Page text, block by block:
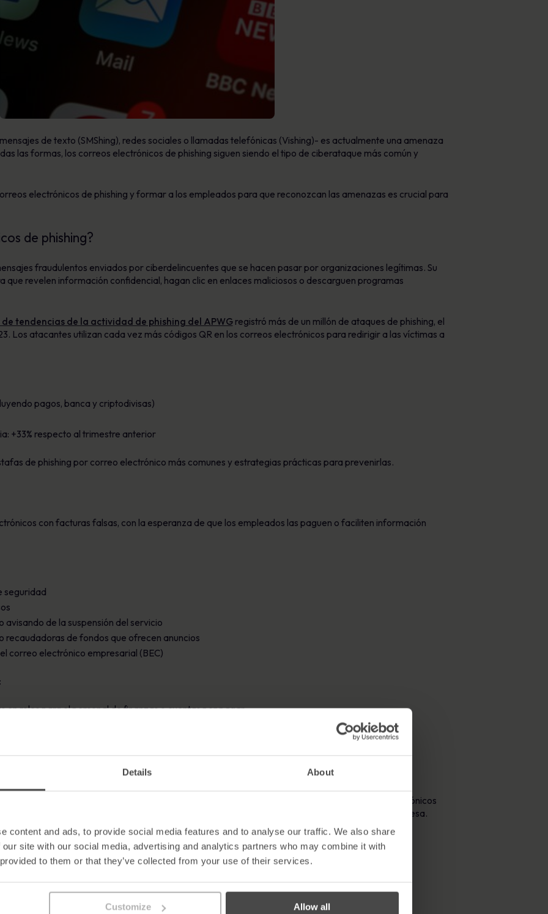
Details About
content and ads, to provide social media features and to analyse our traffic. We also share
site with our social media, advertising and analytics partners who may combine it with
to them or that they’ve collected from your use of their services.
Customize Allow all
de texto (SMShing), redes sociales o llamadas telefónicas (Vishing)- es actualmente una amenaza
las formas, los correos electrónicos de phishing siguen siendo el tipo de ciberataque más común y
electrónicos de phishing y formar a los empleados para que reconozcan las amenazas es crucial para
de phishing?
fraudulentos enviados por ciberdelincuentes que se hacen pasar por organizaciones legítimas. Su
que revelen información confidencial, hagan clic en enlaces maliciosos o descarguen programas
tendencias de la actividad de phishing del APWGregistró más de un millón de ataques de phishing, el
Los atacantes utilizan cada vez más códigos QR en los correos electrónicos para redirigir a las víctimas a
pagos, banca y criptodivisas)
+33% respecto al trimestre anterior
de phishing por correo electrónico más comunes y estrategias prácticas para prevenirlas.
con facturas falsas, con la esperanza de que los empleados las paguen o faciliten información
seguridad
de la suspensión del servicio
recaudadoras de fondos que ofrecen anuncios
correo electrónico empresarial (BEC)
en roles para el personal de finanzas o cuentas por pagar.
el lenguaje urgente y amenazador en las facturas.
retos departamentales de la vida real.
asistencia técnica
servicio técnico interno para crear urgencia y manipular el comportamiento. Estos correos electrónicos
el cumplimiento de las normas para acceder a la información personal o a los sistemas de la empresa.
técnica:
sobre seguridad para todos los empleados.
manipulación, incluidas la urgencia y las amenazas de disciplina.
imiten las comunicaciones internas del departamento.